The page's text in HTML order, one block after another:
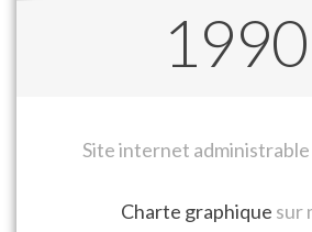
1990
Site internet administrable
Charte graphique sur